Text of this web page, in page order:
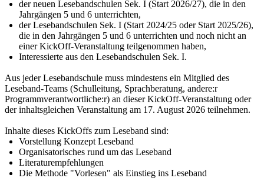
der neuen Lesebandschulen Sek. I (Start 2026/27), die in den
Jahrgängen 5 und 6 unterrichten,
der Lesebandschulen Sek. I (Start 2024/25 oder Start 2025/26),
die in den Jahrgängen 5 und 6 unterrichten und noch nicht an
einer KickOff-Veranstaltung teilgenommen haben,
Interessierte aus den Lesebandschulen Sek. I.
Aus jeder Lesebandschule muss mindestens ein Mitglied des
Leseband-Teams (Schulleitung, Sprachberatung, andere:r
Programmverantwortliche:r) an dieser KickOff-Veranstaltung oder
der inhaltsgleichen Veranstaltung am 17. August 2026 teilnehmen.
Inhalte dieses KickOffs zum Leseband sind:
Vorstellung Konzept Leseband
Organisatorisches rund um das Leseband
Literaturempfehlungen
Die Methode "Vorlesen" als Einstieg ins Leseband